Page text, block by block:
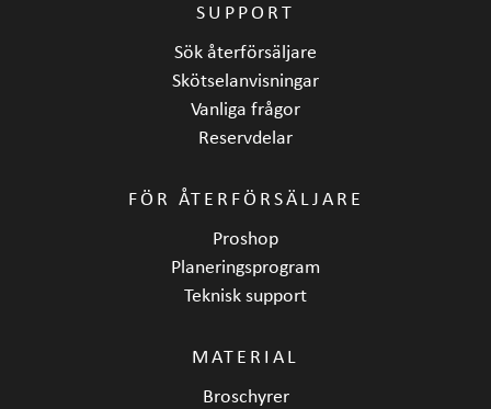
SUPPORT
Sök återförsäljare
Skötselanvisningar
Vanliga frågor
Reservdelar
FÖR ÅTERFÖRSÄLJARE
Proshop
Planeringsprogram
Teknisk support
MATERIAL
Broschyrer